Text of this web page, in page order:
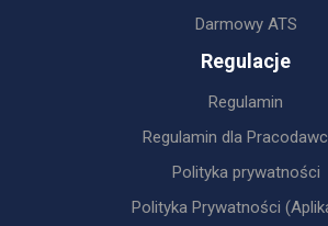
Darmowy ATS
Regulacje
Regulamin
Regulamin dla
Polityka prywatności
Polityka Prywatności